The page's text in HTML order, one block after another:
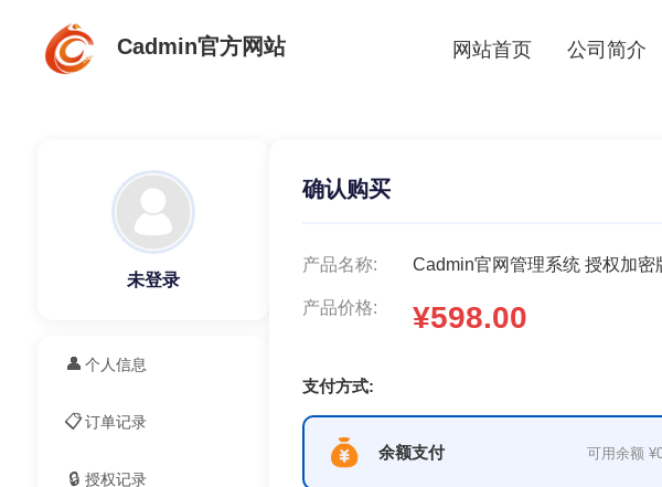
Cadmin官方网站 网站首页 公司简介
未登录
👤 个人信息
📋订单记录
🔒 授权记录
确认购买
产品名称: Cadmin官网管理系统 授权加密
产品价格: ¥598.00
支付方式:
余额支付 可用余额